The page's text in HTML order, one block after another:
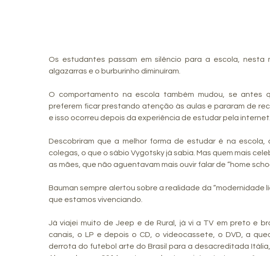
Os estudantes passam em silêncio para a escola, nesta
algazarras e o burburinho diminuíram.
O comportamento na escola também mudou, se antes
preferem ficar prestando atenção às aulas e pararam de
e isso ocorreu depois da experiência de estudar pela internet.
Descobriram que a melhor forma de estudar é na escola,
colegas, o que o sábio Vygotsky já sabia. Mas quem mais
as mães, que não aguentavam mais ouvir falar de “home
Bauman sempre alertou sobre a realidade da “modernidade
que estamos vivenciando.
Já viajei muito de Jeep e de Rural, já vi a TV em preto e
canais, o LP e depois o CD, o videocassete, o DVD, a
derrota do futebol arte do Brasil para a desacreditada